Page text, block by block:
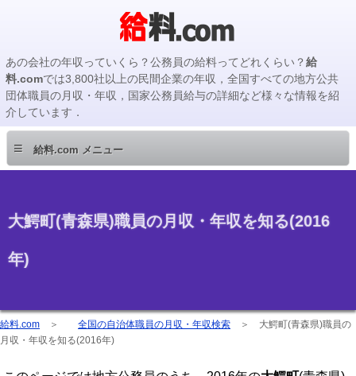
あの会社の年収っていくら？公務員の給料ってどれくらい？給
料.comでは3,800社以上の民間企業の年収，全国すべての地方公共
団体職員の月収・年収，国家公務員給与の詳細など様々な情報を紹
介しています．
≡ 給料.com メニュー
大鰐町(青森県)職員の月収・年収を知る(2016
年)
給料.com ＞ 全国の自治体職員の月収・年収検索 ＞ 大鰐町(青森県)職員の
月収・年収を知る(2016年)